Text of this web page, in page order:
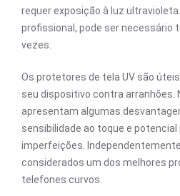
requer exposição à luz
profissional, pode ser necessário
vezes.
Os protetores de tela UV são
seu dispositivo contra arranhões.
apresentam algumas
sensibilidade ao toque e potencial
imperfeições.
considerados um dos melhores
telefones curvos.